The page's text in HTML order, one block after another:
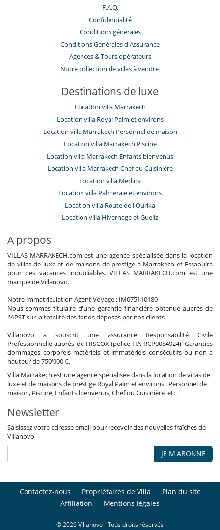
F.A.Q.
Confidentialité
Conditions générales
Conditions Générales d'Assurance
​Agences & Tours opérateurs
Notre collection de villas à vendre
Destinations de luxe
Location villa Marrakech
Location villa Royal Palm et environs
Location villa Marrakech Personnel de maison
Location villa Marrakech Piscine
Location villa Marrakech Enfants bienvenus
Location villa Marrakech Chef ou Cuisinière
Location villa Medina
Location villa Palmeraie et environs
Location villa Route de l'Ourika
Location villa Hivernage et Gueliz
A propos
VILLAS MARRAKECH.com est une agence spécialisée dans la location
de villas de luxe et de maisons de prestige à Marrakech et Essaouira
pour des vacances inoubliables. VILLAS MARRAKECH.com est une
marque de Villanovo.
Notre immatriculation Agent Voyage : IM075110180
Nous sommes titulaire d'une garantie financière obtenue auprès de
l'APST sur la totalité des fonds déposés par nos clients.
Villanovo a souscrit une assurance Responsabilité Civile
Professionnelle auprès de HISCOX (police HA RCP0084924), Garanties
dommages corporels matériels et immatériels consécutifs ou non à
hauteur de 750'000 €.
Villa Marrakech est une agence spécialisée dans la location de villas de
luxe et de maisons de prestige Royal Palm et environs : Personnel de
maison, Piscine, Enfants bienvenus, Chef ou Cuisinière, etc.
Newsletter
Saisissez votre adresse email pour recevoir des nouvelles fraîches de
Villanovo
JE M'ABONNE
Contactez-nous Propriétaires de Villa
Plan du site
Affiliation
Mentions légales
© 2026 Villanovo - Tous droits réservés